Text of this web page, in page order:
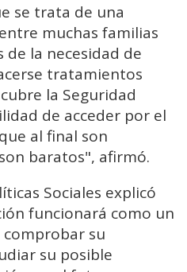
se trata de una
muchas familias
de la necesidad de
tratamientos
la Seguridad
de acceder por el
al final son
baratos", afirmó.
Sociales explicó
funcionará como un
su
su posible